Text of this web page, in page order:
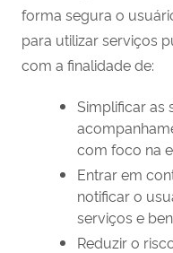
forma segura o
para utilizar serviços
com a finalidade de:
Simplificar as
com foco na
Entrar em
notificar o
serviços e
Reduzir o